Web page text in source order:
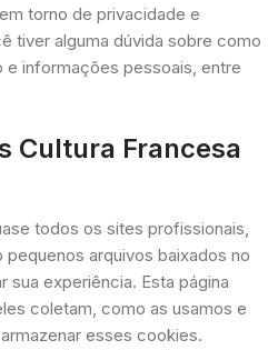
torno de privacidade e
tiver alguma dúvida sobre como
e informações pessoais, entre
Cultura Francesa
todos os sites profissionais,
arquivos baixados no
sua experiência. Esta página
coletam, como as usamos e
esses cookies.